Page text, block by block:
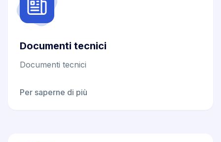
Documenti tecnici
Documenti tecnici
Per saperne di più